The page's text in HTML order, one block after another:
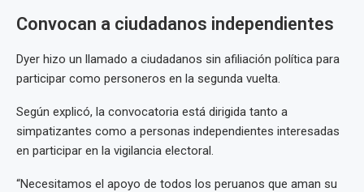
Convocan a ciudadanos independientes
Dyer hizo un llamado a ciudadanos sin afiliación política para
participar como personeros en la segunda vuelta.
Según explicó, la convocatoria está dirigida tanto a
simpatizantes como a personas independientes interesadas
en participar en la vigilancia electoral.
“Necesitamos el apoyo de todos los peruanos que aman su